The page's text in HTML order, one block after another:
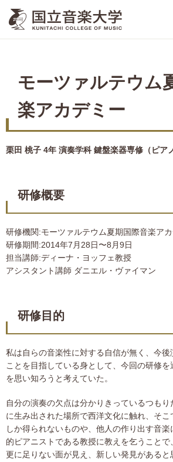
モーツァルテウム
楽アカデミー
栗田 桃子 4年 演奏学科 鍵盤楽器専修（ピアノ
研修概要
研修機関:モーツァルテウム夏期国際音楽ア
研修期間:2014年7月28日〜8月9日
担当講師:ディーナ・ヨッフェ教授
アシスタント講師 ダニエル・ヴァイマン
研修目的
私は自らの音楽性に対する自信が無く、今後
ことを目指している身として、今回の研修を
を思い知ろうと考えていた。
自分の演奏の欠点は分かりきっているつも
に生み出された場所で西洋文化に触れ、そ
しか得られないものや、他人の作り出す音
的ピアニストである教授に教えを乞うことで
更に足りない面が見え、新しい発見がある